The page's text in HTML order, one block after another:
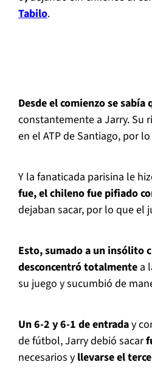
Tabilo.
Desde el comienzo se
constantemente a Jarry. Su
en el ATP de Santiago, por
Y la fanaticada parisina le
fue, el chileno fue pifiado
dejaban sacar, por lo que el
Esto, sumado a un insólito
desconcentró totalmente a
su juego y sucumbió de
Un 6-2 y 6-1 de entraday
de fútbol, Jarry debió sacar
necesarios y llevarse el